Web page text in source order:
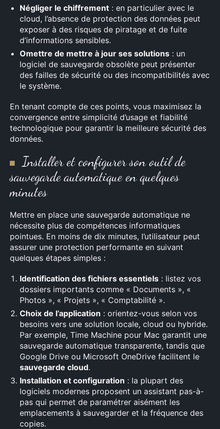
Négliger le chiffrement : en particulier avec le
cloud, l’absence de protection des données peut
exposer à des risques de piratage et de fuite
d’informations sensibles.
Omettre de mettre à jour ses solutions : un
logiciel de sauvegarde obsolète peut présenter
des failles de sécurité ou des incompatibilités avec
le système.
En tenant compte de ces points, vous maximisez la
convergence entre simplicité d’usage et fiabilité
technologique pour garantir la meilleure sécurité des
données.
Installer et configurer son outil de
sauvegarde automatique en quelques
minutes
Mettre en place une sauvegarde automatique ne
nécessite plus de compétences informatiques
pointues. En moins de dix minutes, l’utilisateur peut
assurer une protection performante en suivant
quelques étapes simples :
Identification des fichiers essentiels : listez vos
dossiers importants comme « Documents », «
Photos », « Projets », « Comptabilité ».
Choix de l’application : orientez-vous selon vos
besoins vers une solution locale, cloud ou hybride.
Par exemple, Time Machine pour Mac garantit une
sauvegarde automatique transparente, tandis que
Google Drive ou Microsoft OneDrive facilitent le
sauvegarde cloud.
Installation et configuration : la plupart des
logiciels modernes proposent un assistant pas-à-
pas qui permet de paramétrer aisément les
emplacements à sauvegarder et la fréquence des
copies.